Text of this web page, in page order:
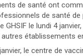
de santé ont
de santé de
GHSIF le lundi 4 janvier,
établissements
le centre de